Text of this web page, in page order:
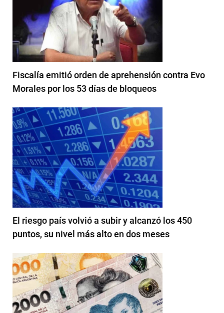
Fiscalía emitió orden de aprehensión contra Evo
Morales por los 53 días de bloqueos
El riesgo país volvió a subir y alcanzó los 450
puntos, su nivel más alto en dos meses